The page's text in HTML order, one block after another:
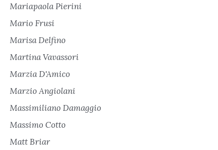
Mariapaola Pierini
Mario Frusi
Marisa Delfino
Martina Vavassori
Marzia D'Amico
Marzio Angiolani
Massimiliano Damaggio
Massimo Cotto
Matt Briar